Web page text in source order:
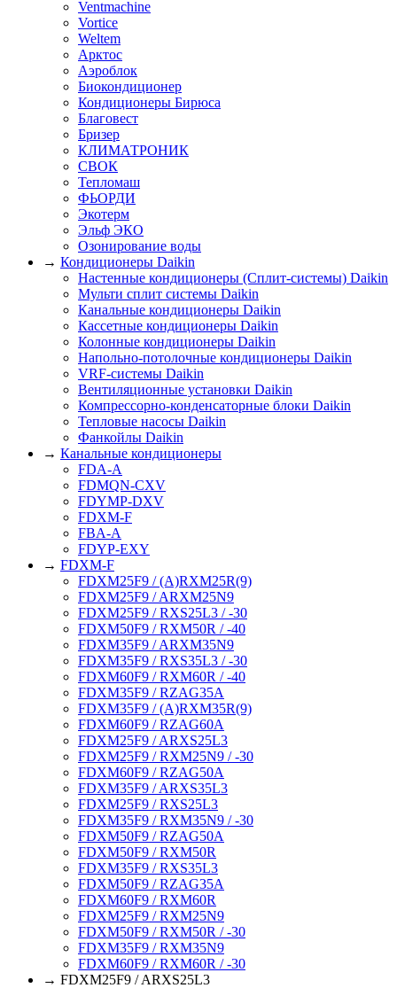
Ventmachine
Vortice
Weltem
Арктос
Аэроблок
Биокондиционер
Кондиционеры Бирюса
Благовест
Бризер
КЛИМАТРОНИК
СВОК
Тепломаш
ФЬОРДИ
Экотерм
Эльф ЭКО
Озонирование воды
→ Кондиционеры Daikin
Настенные кондиционеры (Сплит-системы) Daikin
Мульти сплит системы Daikin
Канальные кондиционеры Daikin
Кассетные кондиционеры Daikin
Колонные кондиционеры Daikin
Напольно-потолочные кондиционеры Daikin
VRF-системы Daikin
Вентиляционные установки Daikin
Компрессорно-конденсаторные блоки Daikin
Тепловые насосы Daikin
Фанкойлы Daikin
→ Канальные кондиционеры
FDA-A
FDMQN-CXV
FDYMP-DXV
FDXM-F
FBA-A
FDYP-EXY
→ FDXM-F
FDXM25F9 / (A)RXM25R(9)
FDXM25F9 / ARXM25N9
FDXM25F9 / RXS25L3 / -30
FDXM50F9 / RXM50R / -40
FDXM35F9 / ARXM35N9
FDXM35F9 / RXS35L3 / -30
FDXM60F9 / RXM60R / -40
FDXM35F9 / RZAG35A
FDXM35F9 / (A)RXM35R(9)
FDXM60F9 / RZAG60A
FDXM25F9 / ARXS25L3
FDXM25F9 / RXM25N9 / -30
FDXM60F9 / RZAG50A
FDXM35F9 / ARXS35L3
FDXM25F9 / RXS25L3
FDXM35F9 / RXM35N9 / -30
FDXM50F9 / RZAG50A
FDXM50F9 / RXM50R
FDXM35F9 / RXS35L3
FDXM50F9 / RZAG35A
FDXM60F9 / RXM60R
FDXM25F9 / RXM25N9
FDXM50F9 / RXM50R / -30
FDXM35F9 / RXM35N9
FDXM60F9 / RXM60R / -30
→ FDXM25F9 / ARXS25L3